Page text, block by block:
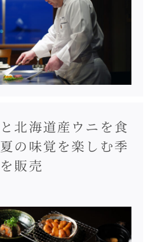
北海道産ウニを食
の味覚を楽しむ季
販売